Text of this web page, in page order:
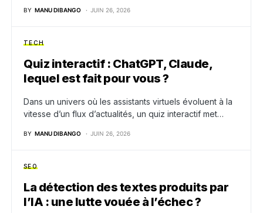
BY MANU DIBANGO JUIN 26, 2026
TECH
Quiz interactif : ChatGPT, Claude,
lequel est fait pour vous ?
Dans un univers où les assistants virtuels évoluent à la
vitesse d’un flux d’actualités, un quiz interactif met…
BY MANU DIBANGO JUIN 26, 2026
SEO
La détection des textes produits par
l’IA : une lutte vouée à l’échec ?